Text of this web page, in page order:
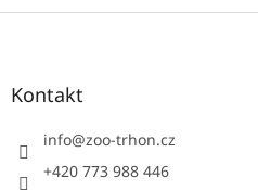
Z
Kontakt
info@zoo-trhon.cz
+420 773 988 446